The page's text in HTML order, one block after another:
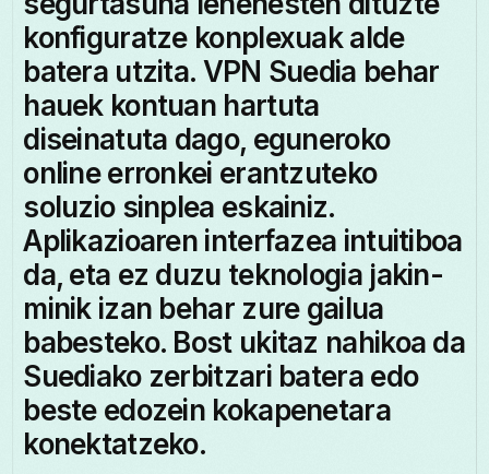
konfiguratze konplexuak alde
batera utzita. VPN Suedia behar
hauek kontuan hartuta
diseinatuta dago, eguneroko
online erronkei erantzuteko
soluzio sinplea eskainiz.
Aplikazioaren interfazea intuitiboa
da, eta ez duzu teknologia jakin-
minik izan behar zure gailua
babesteko. Bost ukitaz nahikoa da
Suediako zerbitzari batera edo
beste edozein kokapenetara
konektatzeko.